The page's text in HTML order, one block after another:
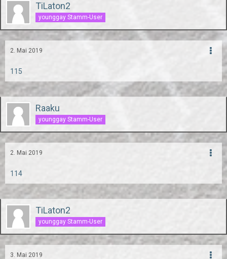
TiLaton2
younggay Stamm-User
2. Mai 2019
115
Raaku
younggay Stamm-User
2. Mai 2019
114
TiLaton2
younggay Stamm-User
3. Mai 2019